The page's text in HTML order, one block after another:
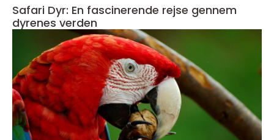
Safari Dyr: En fascinerende rejse gennem
dyrenes verden